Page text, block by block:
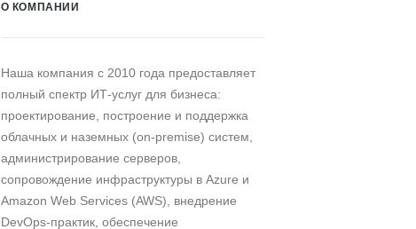
О КОМПАНИИ
Наша компания c 2010 года предоставляет
полный спектр ИТ-услуг для бизнеса:
проектирование, построение и поддержка
облачных и наземных (on-premise) систем,
администрирование серверов,
сопровождение инфраструктуры в Azure и
Amazon Web Services (AWS), внедрение
DevOps-практик, обеспечение